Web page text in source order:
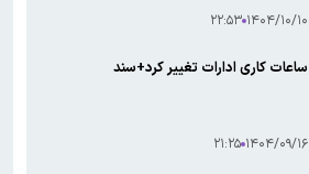
۱۴۰۴/۱۰/۱۰ ۲۲:۵۳
ساعات کاری ادارات تغییر کرد+سند
۱۴۰۴/۰۹/۱۶ ۲۱:۲۵